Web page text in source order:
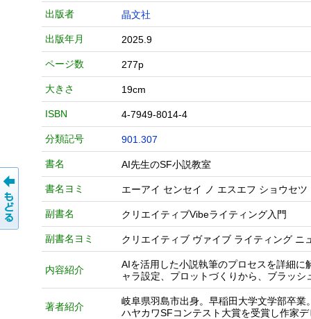
出版者 晶文社
出版年月 2025.9
ページ数 277p
大きさ 19cm
ISBN 4-7949-8014-4
分類記号 901.307
書名 AI先生のSF小説教室
書名ヨミ エーアイ センセイ ノ エスエフ ショウセツ
副書名 クリエイティブVibeライティング入門
副書名ヨミ クリエイティブ ヴァイブ ライティング ニ
内容紹介
AIを活用した小説執筆のプロセスを詳細
ャラ設定、プロットづくりから、ブラッ
著者紹介
岐阜県羽島市出身。早稲田大学文学部卒
ハヤカワSFコンテスト大賞を受賞し作家